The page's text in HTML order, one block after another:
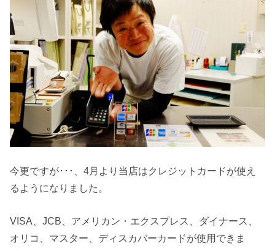
今更ですが･･･、4月より当店はクレジットカードが使え
るようになりました。
VISA、JCB、アメリカン・エクスプレス、ダイナース、
オリコ、マスター、ディスカバーカードが使用できま